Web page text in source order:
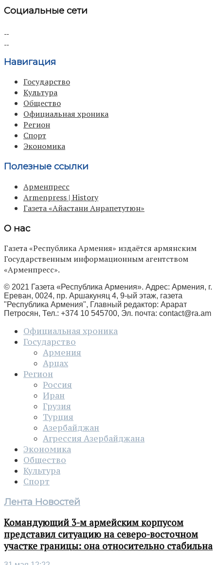
Социальные сети
Навигация
Государство
Культура
Общество
Официальная хроника
Регион
Спорт
Экономика
Полезные ссылки
Арменпресс
Armenpress | History
Газета «Айастани Анрапетутюн»
О нас
Газета «Республика Армения» издаётся армянским
Государственным информационным агентством
«Арменпресс».
© 2021 Газета «Республика Армения». Адрес: Армения, г.
Ереван, 0024, пр. Аршакуняц 4, 9-ый этаж, газета
"Республика Армения", Главный редактор: Арарат
Петросян, Тел.: +374 10 545700, Эл. почта: contact@ra.am
Официальная хроника
Государство
Армения
Арцах
Регион
Россия
Иран
Грузия
Турция
Азербайджан
Агрессия Азербайджана
Экономика
Общество
Культура
Спорт
Лента Новостей
Командующий 3-м армейским корпусом
представил ситуацию на северо-восточном
участке границы: она относительно стабильна